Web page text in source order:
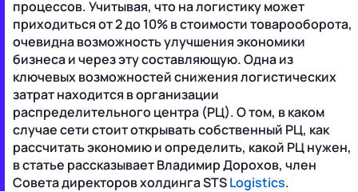
процессов. Учитывая, что на логистику может
приходиться от 2 до 10% в стоимости товарооборота,
очевидна возможность улучшения экономики
бизнеса и через эту составляющую. Одна из
ключевых возможностей снижения логистических
затрат находится в организации
распределительного центра (РЦ). О том, в каком
случае сети стоит открывать собственный РЦ, как
рассчитать экономию и определить, какой РЦ нужен,
в статье рассказывает Владимир Дорохов, член
Совета директоров холдинга STSLogistics.